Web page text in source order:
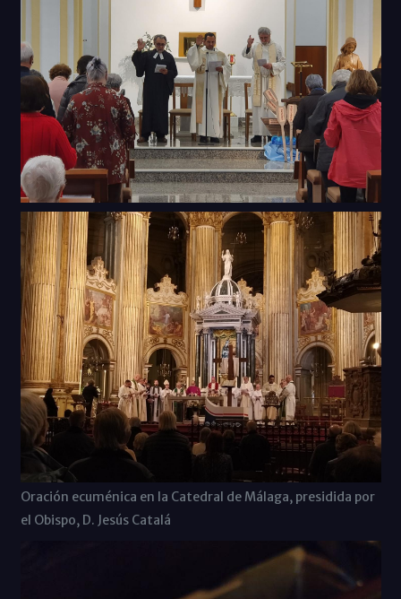
Oración ecuménica en la Catedral de Málaga, presidida por
el Obispo, D. Jesús Catalá